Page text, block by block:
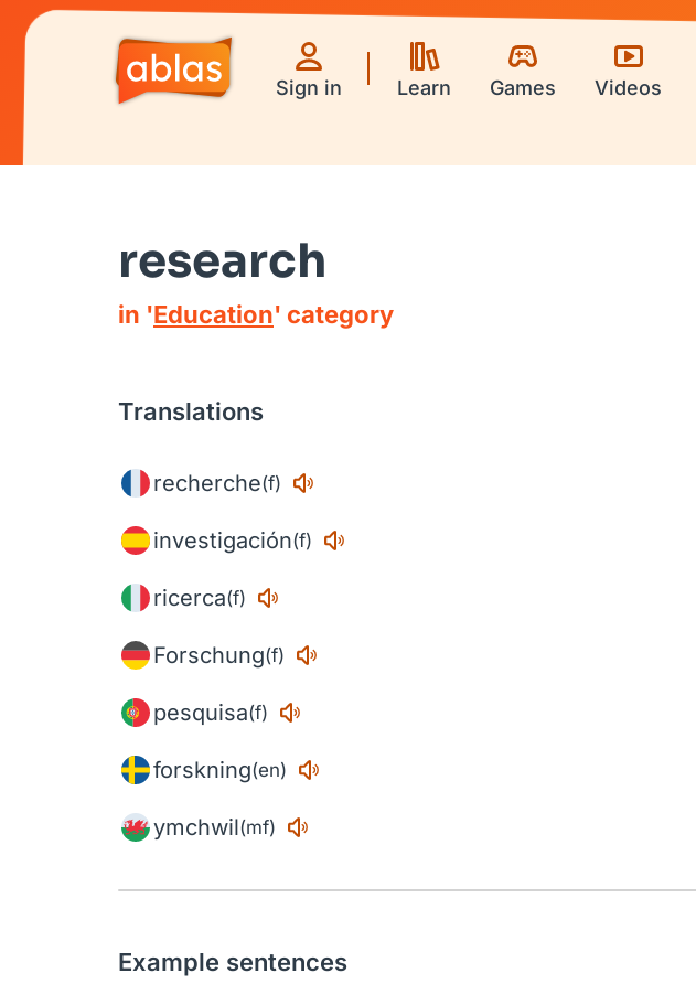
Sign in Learn Games Videos
research
in 'Education' category
Translations
recherche(f)
investigación(f)
ricerca(f)
Forschung(f)
pesquisa(f)
forskning(en)
ymchwil(mf)
Example sentences